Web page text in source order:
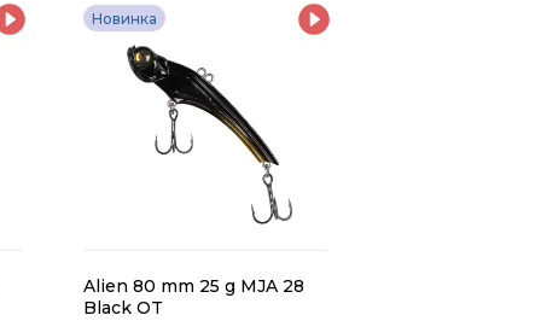
Новинка
Alien 80 mm 25 g MJA 28
Black OT